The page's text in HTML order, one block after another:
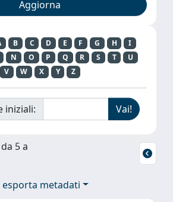
B C D E F G H
I
N O P Q R S T
U
V
W X Y Z
iniziali:
5 a
esporta metadati